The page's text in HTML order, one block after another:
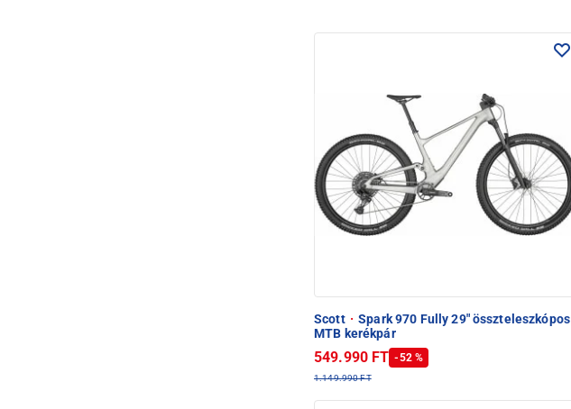
Scott · Spark 970 Fully 29" összteleszkópos
MTB kerékpár
549.990 FT -52 %
1.149.990 FT